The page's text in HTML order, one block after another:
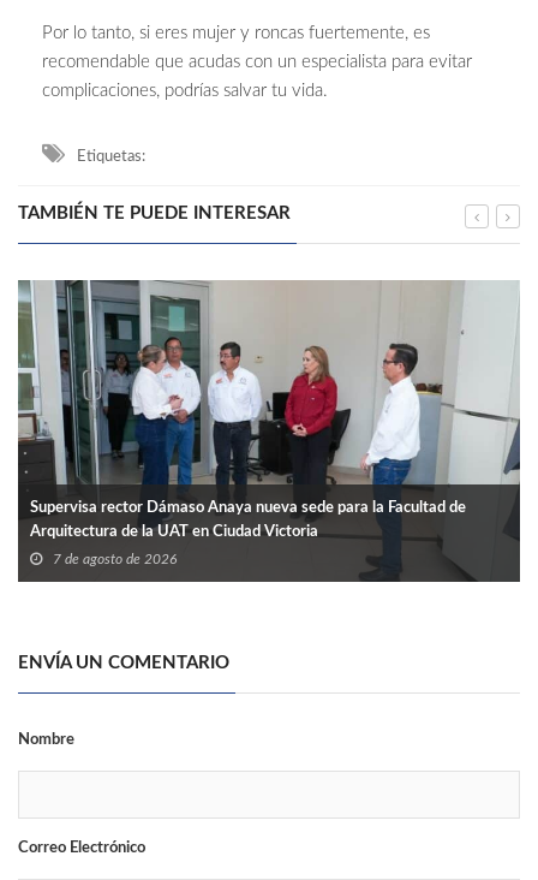
Por lo tanto, si eres mujer y roncas fuertemente, es
recomendable que acudas con un especialista para evitar
complicaciones, podrías salvar tu vida.
Etiquetas:
TAMBIÉN TE PUEDE INTERESAR
Supervisa rector Dámaso Anaya nueva sede para la Facultad de
Arquitectura de la UAT en Ciudad Victoria
7 de agosto de 2026
ENVÍA UN COMENTARIO
Nombre
Correo Electrónico